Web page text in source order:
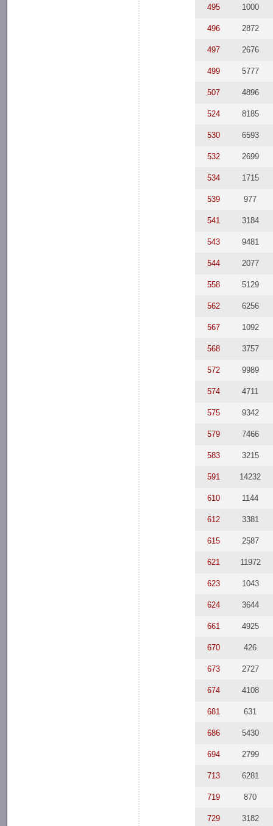
495 1000
496 2872
497 2676
499 5777
507 4896
524 8185
530 6593
532 2699
534 1715
539 977
541 3184
543 9481
544 2077
558 5129
562 6256
567 1092
568 3757
572 9989
574 4711
575 9342
579 7466
583 3215
591 14232
610 1144
612 3381
615 2587
621 11972
623 1043
624 3644
661 4925
670 426
673 2727
674 4108
681 631
686 5430
694 2799
713 6281
719 870
729 3182